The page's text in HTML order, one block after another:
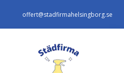
offert@stadfirmahelsingborg.se